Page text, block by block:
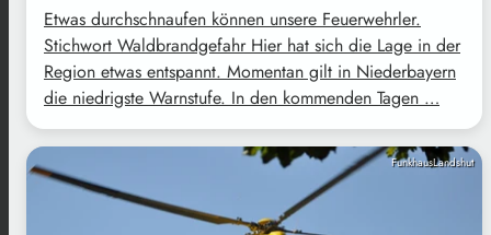
Etwas durchschnaufen können unsere Feuerwehrler.
Stichwort Waldbrandgefahr Hier hat sich die Lage in der
Region etwas entspannt. Momentan gilt in Niederbayern
die niedrigste Warnstufe. In den kommenden Tagen …
FunkhausLandshut